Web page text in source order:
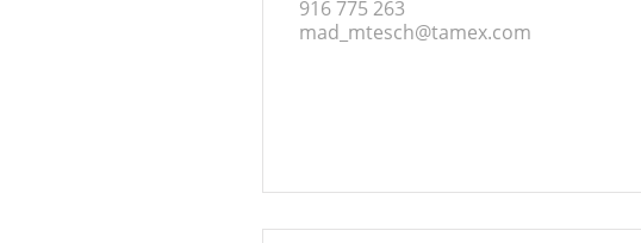
916 775 263
mad_mtesch@tamex.com